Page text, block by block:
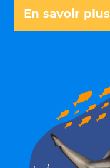
En savoir plus